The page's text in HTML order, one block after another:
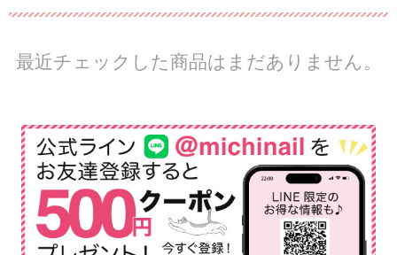
最近チェックした商品はまだありません。